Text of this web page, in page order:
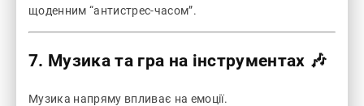
щоденним “антистрес-часом”.
7. Музика та гра на інструментах 🎶
Музика напряму впливає на емоції.